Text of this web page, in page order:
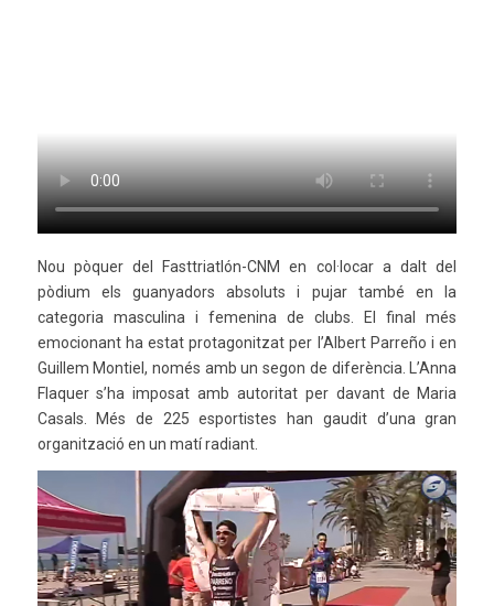
Nou pòquer del Fasttriatlón-CNM en col·locar a dalt del
pòdium els guanyadors absoluts i pujar també en la
categoria masculina i femenina de clubs. El final més
emocionant ha estat protagonitzat per l’Albert Parreño i en
Guillem Montiel, només amb un segon de diferència. L’Anna
Flaquer s’ha imposat amb autoritat per davant de Maria
Casals. Més de 225 esportistes han gaudit d’una gran
organització en un matí radiant.